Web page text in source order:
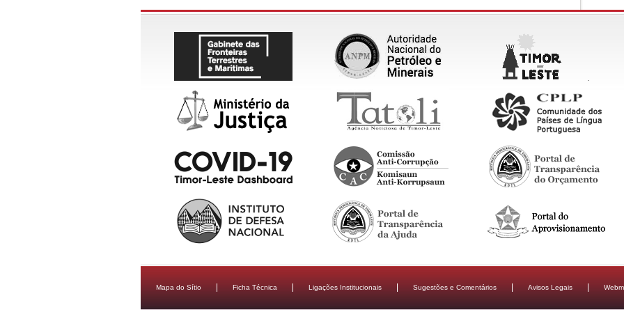
Mapa do Sítio Ficha Técnica Ligações Institucionais Sugestões e Comentários Avisos Legais